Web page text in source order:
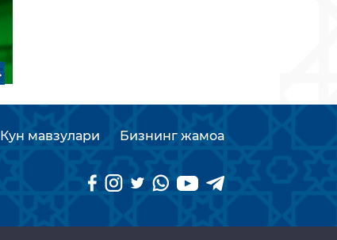
Кун мавзулари Бизнинг жамоа